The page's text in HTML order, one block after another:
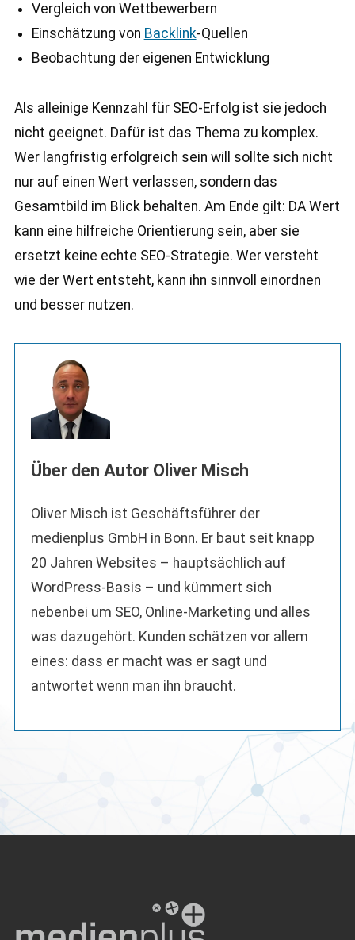
Vergleich von Wettbewerbern
Einschätzung von Backlink-Quellen
Beobachtung der eigenen Entwicklung
Als alleinige Kennzahl für SEO-Erfolg ist sie jedoch
nicht geeignet. Dafür ist das Thema zu komplex.
Wer langfristig erfolgreich sein will sollte sich nicht
nur auf einen Wert verlassen, sondern das
Gesamtbild im Blick behalten. Am Ende gilt: DA Wert
kann eine hilfreiche Orientierung sein, aber sie
ersetzt keine echte SEO-Strategie. Wer versteht
wie der Wert entsteht, kann ihn sinnvoll einordnen
und besser nutzen.
Über den Autor Oliver Misch
Oliver Misch ist Geschäftsführer der
medienplus GmbH in Bonn. Er baut seit knapp
20 Jahren Websites – hauptsächlich auf
WordPress-Basis – und kümmert sich
nebenbei um SEO, Online-Marketing und alles
was dazugehört. Kunden schätzen vor allem
eines: dass er macht was er sagt und
antwortet wenn man ihn braucht.